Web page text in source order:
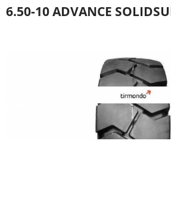
6.50-10 ADVANCE